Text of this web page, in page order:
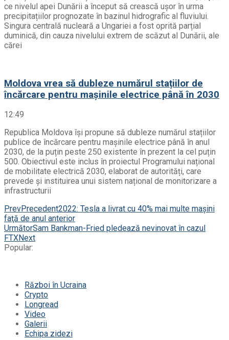
ce nivelul apei Dunării a început să crească ușor în urma
precipitațiilor prognozate în bazinul hidrografic al fluviului.
Singura centrală nucleară a Ungariei a fost oprită parțial
duminică, din cauza nivelului extrem de scăzut al Dunării, ale
cărei
Moldova vrea să dubleze numărul stațiilor de
încărcare pentru mașinile electrice până în 2030
12:49
Republica Moldova își propune să dubleze numărul stațiilor
publice de încărcare pentru mașinile electrice până în anul
2030, de la puțin peste 250 existente în prezent la cel puțin
500. Obiectivul este inclus în proiectul Programului național
de mobilitate electrică 2030, elaborat de autorități, care
prevede și instituirea unui sistem național de monitorizare a
infrastructurii
PrevPrecedent2022: Tesla a livrat cu 40% mai multe mașini
faţă de anul anterior
UrmătorSam Bankman-Fried pledează nevinovat în cazul
FTXNext
Popular:
Război în Ucraina
Crypto
Longread
Video
Galerii
Echipa zidezi